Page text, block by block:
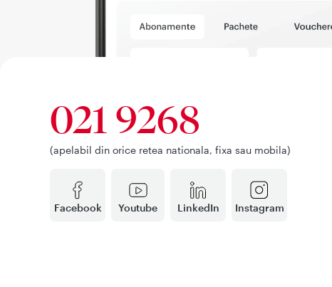
Facebook Youtube LinkedIn Instagram
021 9268
(apelabil din orice retea nationala, fixa sau mobila)